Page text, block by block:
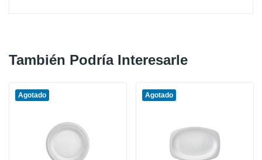
También Podría Interesarle
Agotado Agotado